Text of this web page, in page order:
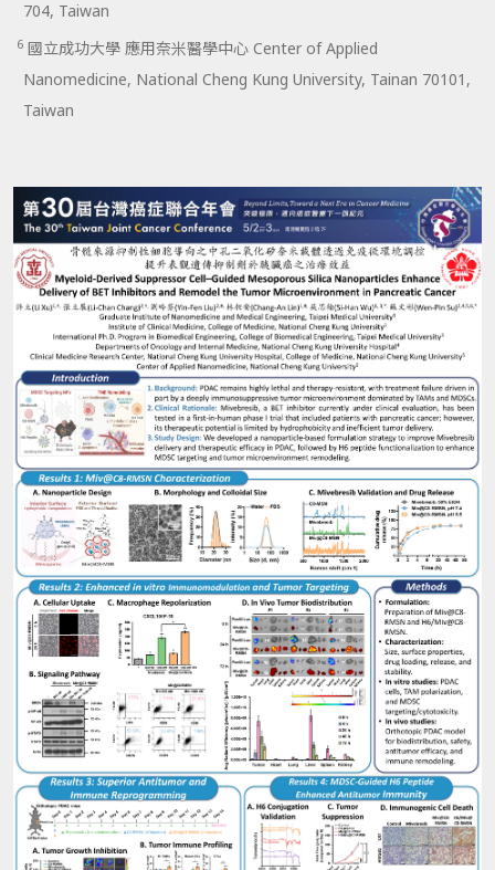
704, Taiwan
6 國立成功大學 應用奈米醫學中心 Center of Applied
Nanomedicine, National Cheng Kung University, Tainan 70101,
Taiwan